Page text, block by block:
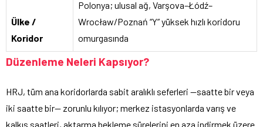
Ülke /
Koridor
Polonya; ulusal ağ, Varşova–Łódź–
Wrocław/Poznań “Y” yüksek hızlı koridoru
omurgasında
Düzenleme Neleri Kapsıyor?
HRJ, tüm ana koridorlarda sabit aralıklı seferleri —saatte bir veya
iki saatte bir— zorunlu kılıyor; merkez istasyonlarda varış ve
kalkış saatleri, aktarma bekleme sürelerini en aza indirmek üzere